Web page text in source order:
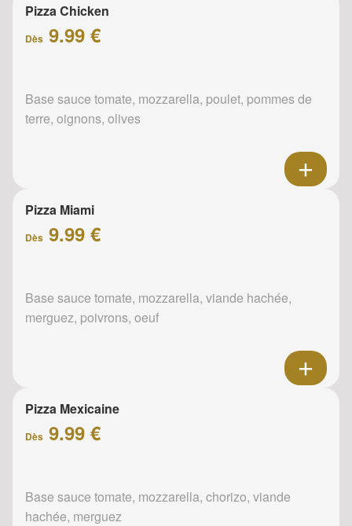
Pizza Chicken
Dès 9.99 €
Base sauce tomate, mozzarella, poulet, pommes de
terre, oignons, olives
Pizza Miami
Dès 9.99 €
Base sauce tomate, mozzarella, viande hachée,
merguez, poivrons, oeuf
Pizza Mexicaine
Dès 9.99 €
Base sauce tomate, mozzarella, chorizo, viande
hachée, merguez